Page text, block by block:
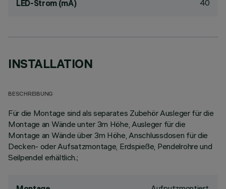
LED-Strom (mA) 40
INSTALLATION
BESCHREIBUNG
Für die Montage sind als separates Zubehör Ausleger für die
Montage an Wände unter 3m Höhe, Ausleger für die
Montage an Wände über 3m Höhe, Anschlussdosen für die
Decken- oder Aufsatzmontage, Erdspieße, Pendelrohre und
Seilpendel erhältlich.;